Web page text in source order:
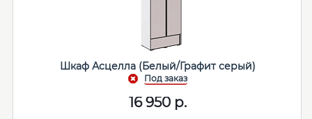
Шкаф Асцелла (Белый/Графит серый)
16 950р.